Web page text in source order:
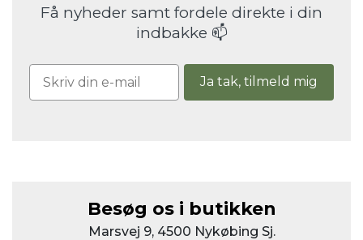
Få nyheder samt fordele direkte i din
indbakke 📫
Ja tak, tilmeld mig
Besøg os i butikken
Marsvej 9, 4500 Nykøbing Sj.